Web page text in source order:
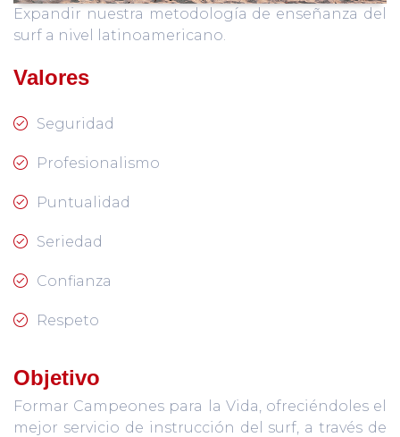
Expandir nuestra metodología de enseñanza del
surf a nivel latinoamericano.
Valores
Seguridad
Profesionalismo
Puntualidad
Seriedad
Confianza
Respeto
Objetivo
Formar Campeones para la Vida, ofreciéndoles el
mejor servicio de instrucción del surf, a través de